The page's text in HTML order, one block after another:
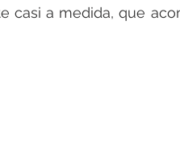
casi a medida, que